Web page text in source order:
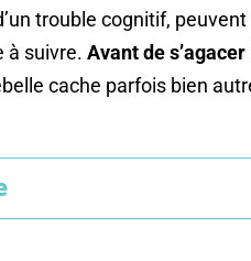
trouble cognitif,
à suivre. Avant de
cache parfois bien